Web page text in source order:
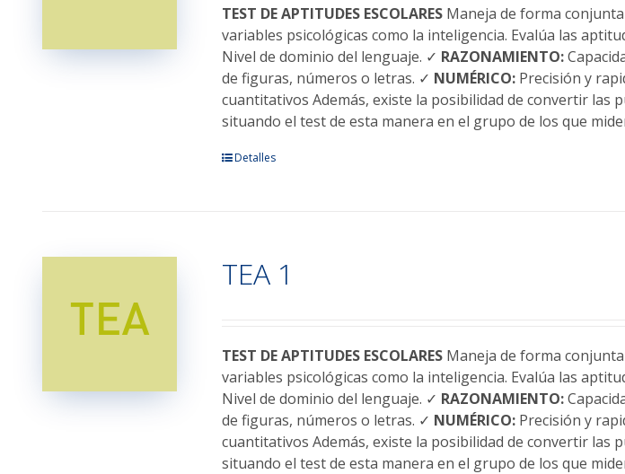
elegir
en
la
página
de
producto
TEST DE APTITUDES ESCOLARES Maneja de forma
variables psicológicas como la inteligencia. Evalúa las
Nivel de dominio del lenguaje. ✓ RAZONAMIENTO:
de figuras, números o letras. ✓ NUMÉRICO: Precisión y
cuantitativos Además, existe la posibilidad de convertir
situando el test de esta manera en el grupo de los que
Este
Las
opciones
elegir
en
la
página
de
producto
Detalles
TEA 1
TEST DE APTITUDES ESCOLARES Maneja de forma
variables psicológicas como la inteligencia. Evalúa las
Nivel de dominio del lenguaje. ✓ RAZONAMIENTO:
de figuras, números o letras. ✓ NUMÉRICO: Precisión y
cuantitativos Además, existe la posibilidad de convertir
situando el test de esta manera en el grupo de los que